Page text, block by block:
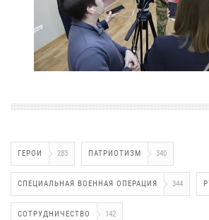
ГЕРОИ 283 ПАТРИОТИЗМ 340
СПЕЦИАЛЬНАЯ ВОЕННАЯ ОПЕРАЦИЯ 344
СОТРУДНИЧЕСТВО 142